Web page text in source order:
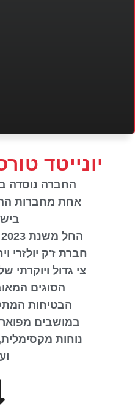
יונייטד
אחת מחברות
חברת ז'ק יולזרי
הסוגים
הבטיחות
במושבים